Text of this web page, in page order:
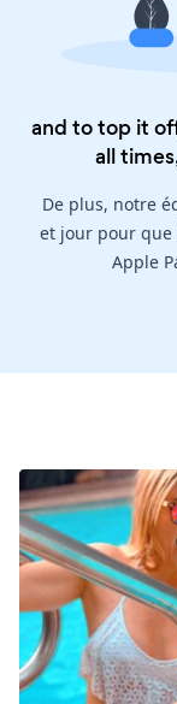
and to top it
all
De plus, notre
et jour pour que
Apple